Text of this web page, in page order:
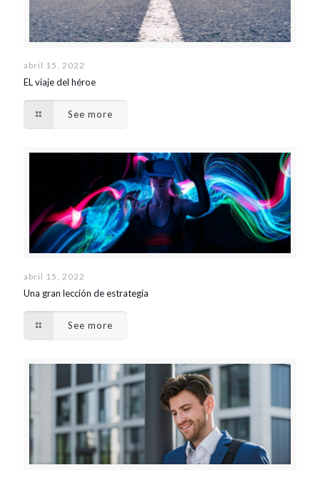
abril 15, 2022
EL viaje del héroe
See more
abril 15, 2022
Una gran lección de estrategia
See more